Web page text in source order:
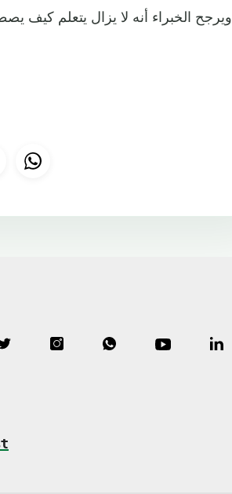
ويرجح الخبراء أنه لا يزال يتعلم